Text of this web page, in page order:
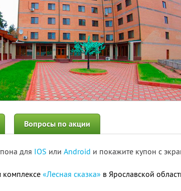
Вопросы по акции
для IOS или Android и покажите купон с
комплексе «Лесная сказка» в Ярославской